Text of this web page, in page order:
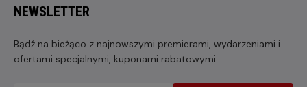
NEWSLETTER
Bądź na bieżąco z najnowszymi premierami, wydarzeniami i
ofertami specjalnymi, kuponami rabatowymi